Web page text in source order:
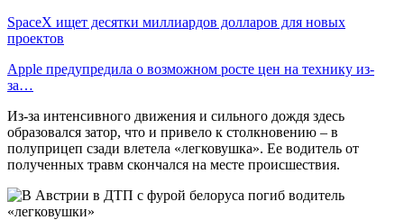
SpaceX ищет десятки миллиардов долларов для новых
проектов
Apple предупредила о возможном росте цен на технику из-
за…
Из-за интенсивного движения и сильного дождя здесь
образовался затор, что и привело к столкновению – в
полуприцеп сзади влетела «легковушка». Ее водитель от
полученных травм скончался на месте происшествия.